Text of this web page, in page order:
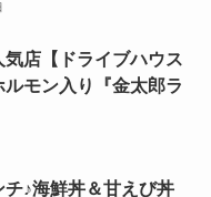
気店【ドライブハウス
モン入り『金太郎ラ
チ♪海鮮丼＆甘えび丼